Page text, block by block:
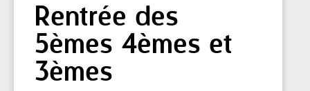
Rentrée des
5èmes 4èmes et
3èmes